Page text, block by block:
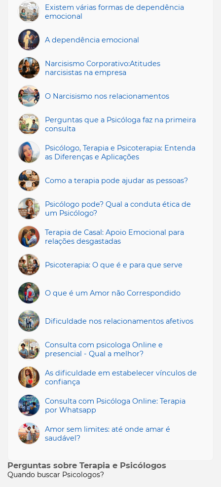
Existem várias formas de dependência
emocional
A dependência emocional
Narcisismo Corporativo:Atitudes
narcisistas na empresa
O Narcisismo nos relacionamentos
Perguntas que a Psicóloga faz na primeira
consulta
Psicólogo, Terapia e Psicoterapia: Entenda
as Diferenças e Aplicações
Como a terapia pode ajudar as pessoas?
Psicólogo pode? Qual a conduta ética de
um Psicólogo?
Terapia de Casal: Apoio Emocional para
relações desgastadas
Psicoterapia: O que é e para que serve
O que é um Amor não Correspondido
Dificuldade nos relacionamentos afetivos
Consulta com psicologa Online e
presencial - Qual a melhor?
As dificuldade em estabelecer vínculos de
confiança
Consulta com Psicóloga Online: Terapia
por Whatsapp
Amor sem limites: até onde amar é
saudável?
Perguntas sobre Terapia e Psicólogos
Quando buscar Psicologos?